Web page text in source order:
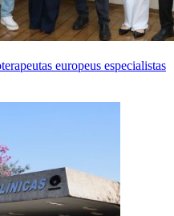
europeus especialistas